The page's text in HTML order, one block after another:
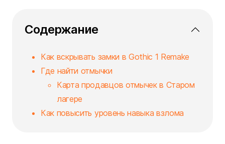
Содержание
Как вскрывать замки в Gothic 1 Remake
Где найти отмычки
Карта продавцов отмычек в Старом
лагере
Как повысить уровень навыка взлома